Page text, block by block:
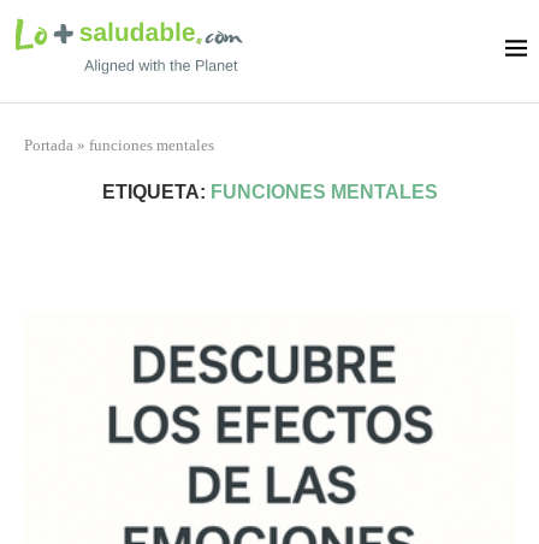
Portada » funciones mentales
ETIQUETA: FUNCIONES MENTALES